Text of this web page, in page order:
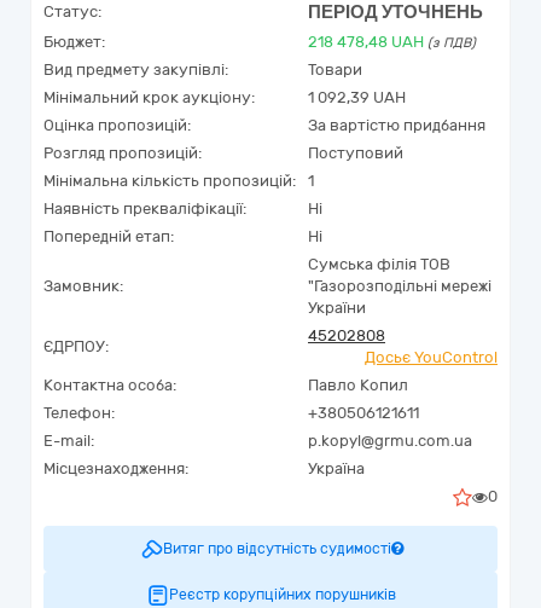
Статус: ПЕРІОД УТОЧНЕНЬ
Бюджет: 218 478,48 UAH (з ПДВ)
Вид предмету закупівлі:
Товари
Мінімальний крок аукціону:
1 092,39 UAH
Оцінка пропозицій:
За вартістю придбання
Розгляд пропозицій:
Поступовий
Мінімальна кількість пропозицій:
1
Наявність прекваліфікації:
Ні
Попередній етап:
Ні
Замовник:
Сумська філія ТОВ
"Газорозподільні мережі
України
ЄДРПОУ:
45202808
Досьє YouControl
Контактна особа:
Павло Копил
Телефон:
+380506121611
E-mail:
p.kopyl@grmu.com.ua
Місцезнаходження:
Україна
0
Витяг про відсутність судимості
Реєстр корупційних порушників